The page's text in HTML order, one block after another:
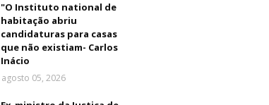
"O Instituto national de
habitação abriu
candidaturas para casas
que não existiam- Carlos
Inácio
agosto 05, 2026